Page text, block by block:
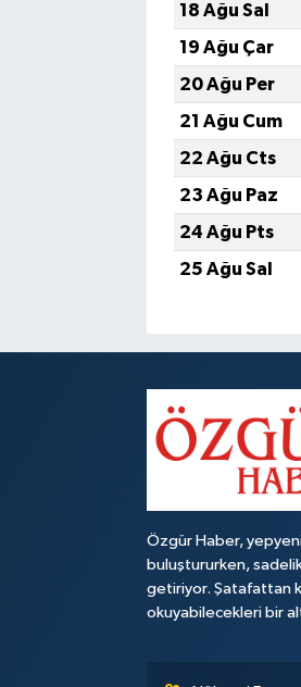
18 Ağu Sal
19 Ağu Çar
20 Ağu Per
21 Ağu Cum
22 Ağu Cts
23 Ağu Paz
24 Ağu Pts
25 Ağu Sal
Özgür Haber,
buluştururken,
getiriyor. Şatafattan
okuyabilecekleri bir